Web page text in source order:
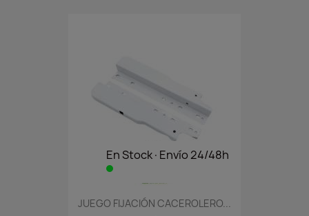
En Stock·Envío 24/48h
JUEGO FIJACIÓN CACEROLERO...